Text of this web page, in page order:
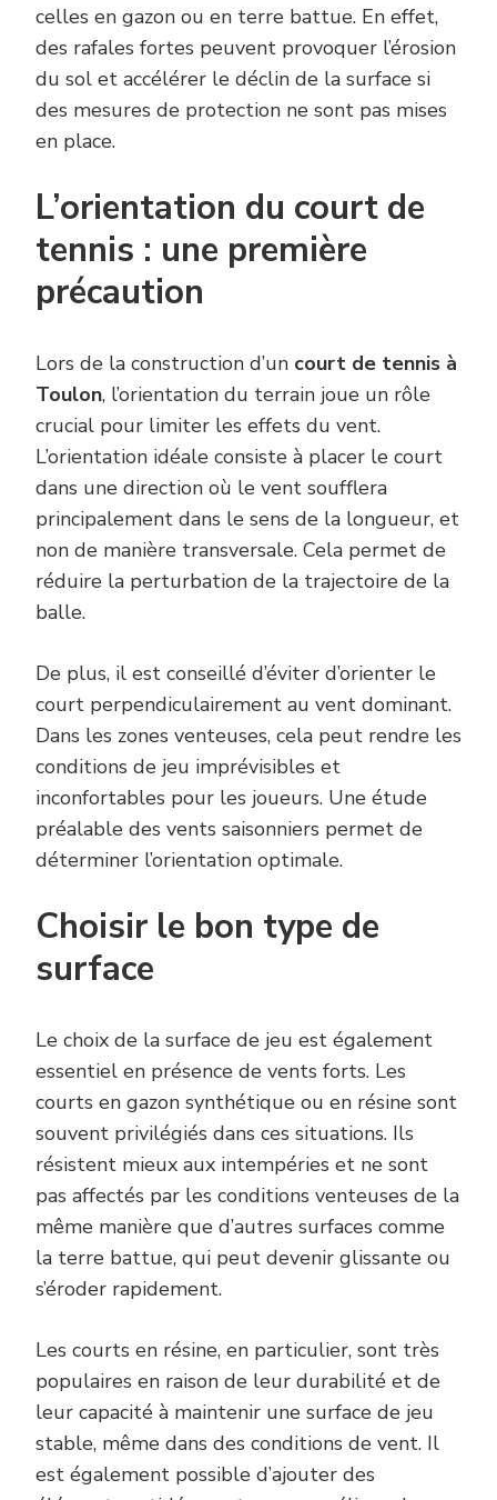
celles en gazon ou en terre battue. En effet,
des rafales fortes peuvent provoquer l’érosion
du sol et accélérer le déclin de la surface si
des mesures de protection ne sont pas mises
en place.
L’orientation du court de
tennis : une première
précaution
Lors de la construction d’un court de tennis à
Toulon, l’orientation du terrain joue un rôle
crucial pour limiter les effets du vent.
L’orientation idéale consiste à placer le court
dans une direction où le vent soufflera
principalement dans le sens de la longueur, et
non de manière transversale. Cela permet de
réduire la perturbation de la trajectoire de la
balle.
De plus, il est conseillé d’éviter d’orienter le
court perpendiculairement au vent dominant.
Dans les zones venteuses, cela peut rendre les
conditions de jeu imprévisibles et
inconfortables pour les joueurs. Une étude
préalable des vents saisonniers permet de
déterminer l’orientation optimale.
Choisir le bon type de
surface
Le choix de la surface de jeu est également
essentiel en présence de vents forts. Les
courts en gazon synthétique ou en résine sont
souvent privilégiés dans ces situations. Ils
résistent mieux aux intempéries et ne sont
pas affectés par les conditions venteuses de la
même manière que d’autres surfaces comme
la terre battue, qui peut devenir glissante ou
s’éroder rapidement.
Les courts en résine, en particulier, sont très
populaires en raison de leur durabilité et de
leur capacité à maintenir une surface de jeu
stable, même dans des conditions de vent. Il
est également possible d’ajouter des